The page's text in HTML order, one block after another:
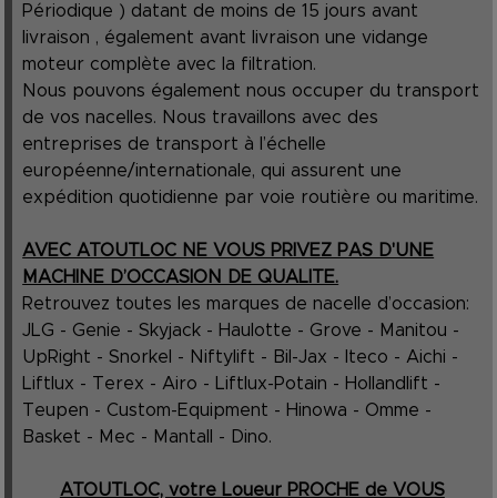
Périodique ) datant de moins de 15 jours avant
livraison , également avant livraison une vidange
moteur complète avec la filtration.
Nous pouvons également nous occuper du transport
de vos nacelles. Nous travaillons avec des
entreprises de transport à l’échelle
européenne/internationale, qui assurent une
expédition quotidienne par voie routière ou maritime.
AVEC ATOUTLOC NE VOUS PRIVEZ PAS D'UNE
MACHINE D’OCCASION DE QUALITE.
Retrouvez toutes les marques de nacelle d’occasion:
JLG - Genie - Skyjack - Haulotte - Grove - Manitou -
UpRight - Snorkel - Niftylift - Bil-Jax - Iteco - Aichi -
Liftlux - Terex - Airo - Liftlux-Potain - Hollandlift -
Teupen - Custom-Equipment - Hinowa - Omme -
Basket - Mec - Mantall - Dino.
ATOUTLOC, votre Loueur PROCHE de VOUS